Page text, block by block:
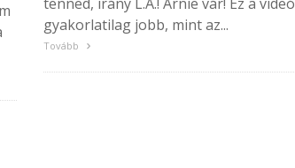
tenned, irány L.A.! Arnie vár! Ez a videó
gyakorlatilag jobb, mint az...
Tovább